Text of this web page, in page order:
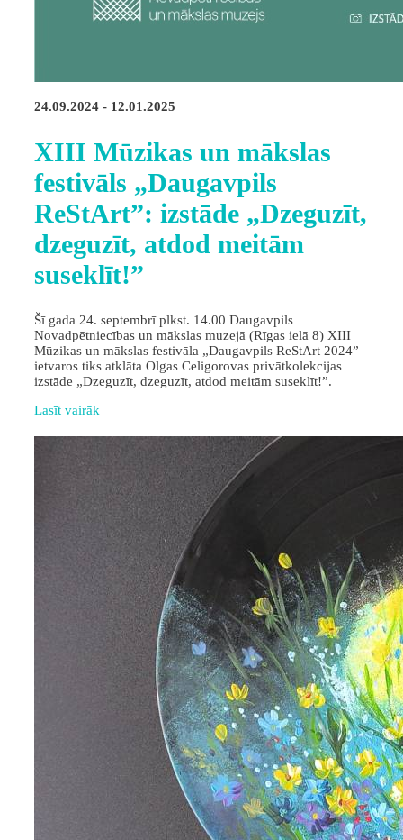
24.09.2024 - 12.01.2025
XIII Mūzikas un mākslas
festivāls „Daugavpils
ReStArt”: izstāde „Dzeguzīt,
dzeguzīt, atdod meitām
suseklīt!”
Šī gada 24. septembrī plkst. 14.00 Daugavpils
Novadpētniecības un mākslas muzejā (Rīgas ielā 8) XIII
Mūzikas un mākslas festivāla „Daugavpils ReStArt 2024”
ietvaros tiks atklāta Olgas Celigorovas privātkolekcijas
izstāde „Dzeguzīt, dzeguzīt, atdod meitām suseklīt!”.
Lasīt vairāk